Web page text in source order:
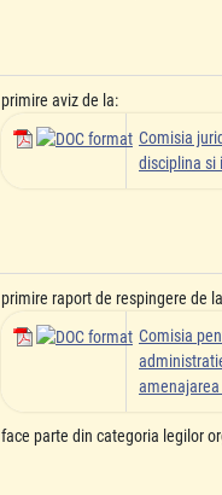
primire aviz de la:
Comisia
disciplina si
primire raport de respingere de
Comisia
face parte din categoria legilor